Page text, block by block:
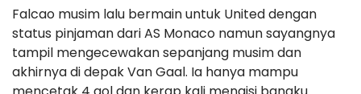
Falcao musim lalu bermain untuk United dengan
status pinjaman dari AS Monaco namun sayangnya
tampil mengecewakan sepanjang musim dan
akhirnya di depak Van Gaal. Ia hanya mampu